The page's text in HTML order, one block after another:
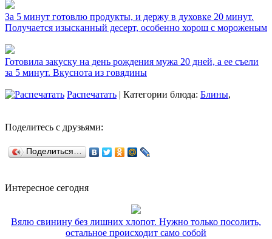
За 5 минут готовлю продукты, и держу в духовке 20 минут.
Получается изысканный десерт, особенно хорош с мороженым
Готовила закуску на день рождения мужа 20 дней, а ее съели
за 5 минут. Вкуснота из говядины
Распечатать | Категории блюда: Блины,
Поделитесь с друзьями:
Поделиться…
Интересное сегодня
Вялю свинину без лишних хлопот. Нужно только посолить,
остальное происходит само собой